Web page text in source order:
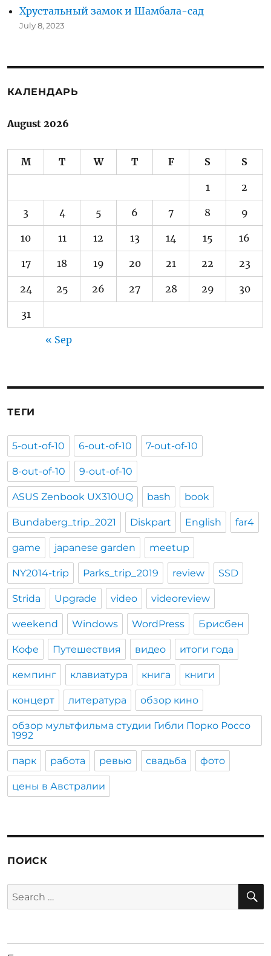
Хрустальный замок и Шамбала-сад
July 8, 2023
КАЛЕНДАРЬ
August 2026
M T W T F S S
1 2
3 4 5 6 7 8 9
10 11 12 13 14 15 16
17 18 19 20 21 22 23
24 25 26 27 28 29 30
31
« Sep
ТЕГИ
5-out-of-10 6-out-of-10 7-out-of-10
8-out-of-10 9-out-of-10
ASUS Zenbook UX310UQ bash book
Bundaberg_trip_2021 Diskpart English far4
game japanese garden meetup
NY2014-trip Parks_trip_2019 review SSD
Strida Upgrade video videoreview
weekend Windows WordPress Брисбен
Кофе Путешествия видео итоги года
кемпинг клавиатура книга книги
концерт литература обзор кино
обзор мультфильма студии Гибли Порко Россо
1992
парк работа ревью свадьба фото
цены в Австралии
ПОИСК
Search
for: